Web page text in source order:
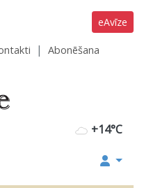
eAvīze
Abonēšana
+14°C